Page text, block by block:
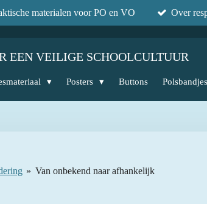
materialen voor PO en VO Over
EEN VEILIGE SCHOOLCULTUUR
Posters Buttons Polsbandjes
» Van onbekend naar afhankelijk